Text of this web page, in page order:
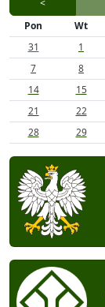
Pon
Wt
31
1
7
8
14
15
21
22
28
29